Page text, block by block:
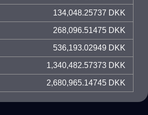
134,048.25737 DKK
268,096.51475 DKK
536,193.02949 DKK
1,340,482.57373 DKK
2,680,965.14745 DKK